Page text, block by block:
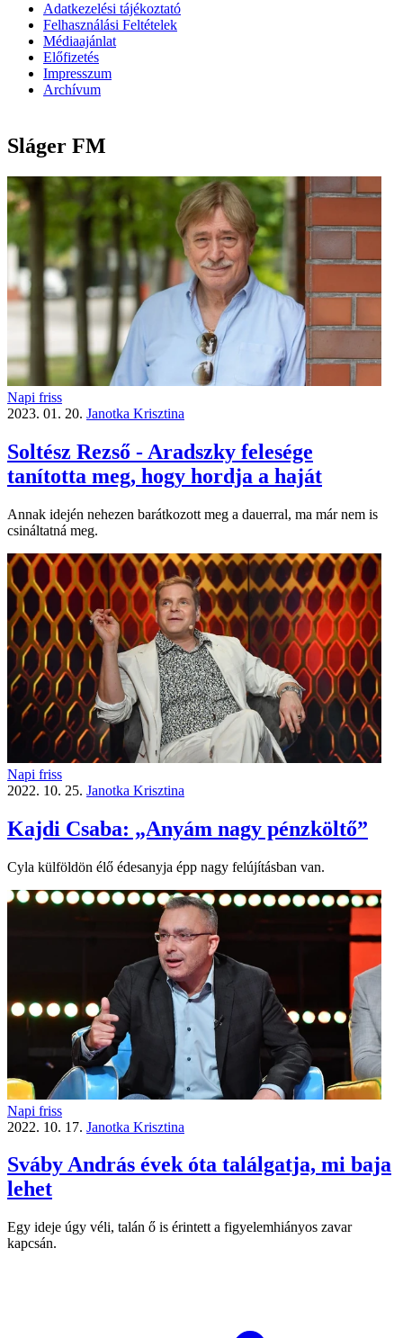
Adatkezelési tájékoztató
Felhasználási Feltételek
Médiaajánlat
Előfizetés
Impresszum
Archívum
Sláger FM
Napi friss
2023. 01. 20. Janotka Krisztina
Soltész Rezső - Aradszky felesége
tanította meg, hogy hordja a haját
Annak idején nehezen barátkozott meg a dauerral, ma már nem is
csináltatná meg.
Napi friss
2022. 10. 25. Janotka Krisztina
Kajdi Csaba: „Anyám nagy pénzköltő”
Cyla külföldön élő édesanyja épp nagy felújításban van.
Napi friss
2022. 10. 17. Janotka Krisztina
Sváby András évek óta találgatja, mi baja
lehet
Egy ideje úgy véli, talán ő is érintett a figyelemhiányos zavar
kapcsán.